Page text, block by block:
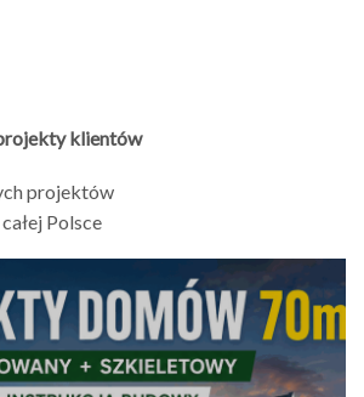
klientów
projektów
Polsce